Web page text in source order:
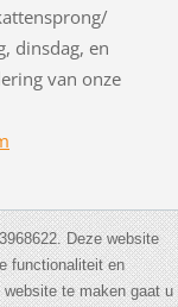
dinsdag, en
van onze
Deze website
functionaliteit en
te maken gaat u